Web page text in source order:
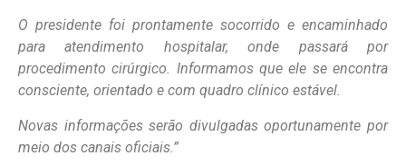
O presidente foi prontamente socorrido e encaminhado
para atendimento hospitalar, onde passará por
procedimento cirúrgico. Informamos que ele se encontra
consciente, orientado e com quadro clínico estável.
Novas informações serão divulgadas oportunamente por
meio dos canais oficiais.”